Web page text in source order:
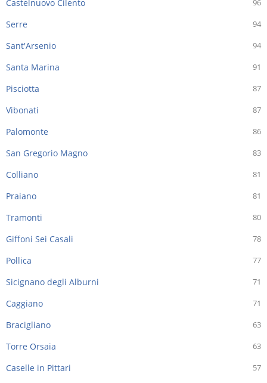
96
Castelnuovo Cilento
94
Serre
94
Sant'Arsenio
91
Santa Marina
87
Pisciotta
87
Vibonati
86
Palomonte
83
San Gregorio Magno
81
Colliano
81
Praiano
80
Tramonti
78
Giffoni Sei Casali
77
Pollica
71
Sicignano degli Alburni
71
Caggiano
63
Bracigliano
63
Torre Orsaia
57
Caselle in Pittari